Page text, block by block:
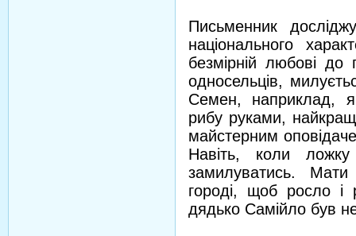
Письменник
національного
безмірній любові до
односельців,
Семен, наприклад,
рибу руками,
майстерним
Навіть, коли
замилуватись.
городі, щоб росло і
дядько Самійло був